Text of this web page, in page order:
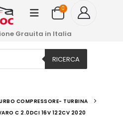
0
Grauita in Italia
RICERCA
COMPRESSORE- TURBINA
C 2.0DCI 16V 122CV 2020